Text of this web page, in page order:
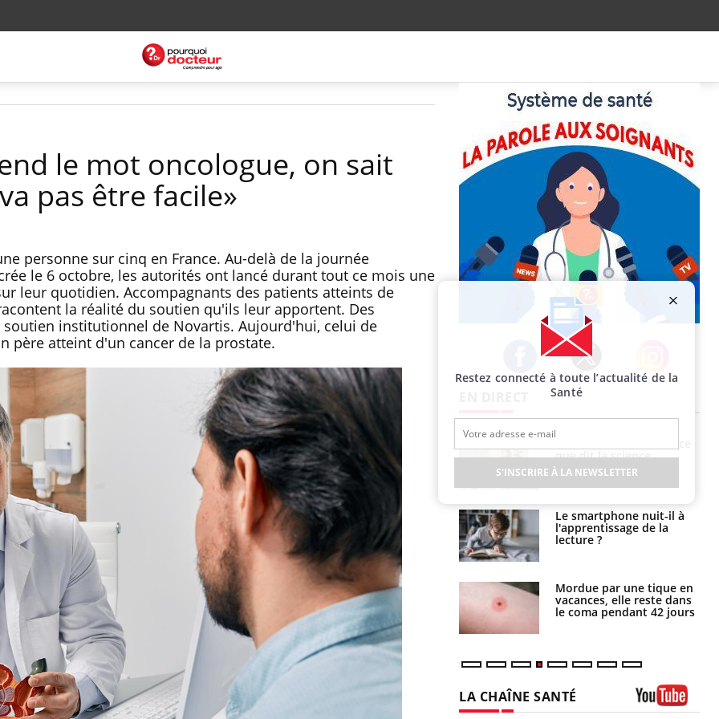
le mot oncologue, on sait
pas être facile»
personne sur cinq en France. Au-delà de la journée
le 6 octobre, les autorités ont lancé durant tout ce mois une
leur quotidien. Accompagnants des patients atteints de
la réalité du soutien qu'ils leur apportent. Des
institutionnel de Novartis. Aujourd'hui, celui de
père atteint d'un cancer de la prostate.
Facebook Twitter Instagram
noyade grimpe-t-il ?
Le Viagra pourrait-il
freiner la propagation du
cancer ?
Pourquoi manger moins
de protéines pourrait
finalement être bénéfique
que dit la science
Le smartphone nuit-il à
l'apprentissage de la
lecture ?
Mordue par une tique en
vacances, elle reste dans
le coma pendant 42 jours
barracuda, une petite fille
secourue grâce à un
réflexe essentiel
Légionellose en Suisse :
quelle est l’origine de la
contamination ?
Allergies alimentaires :
une nouvelle arme contre
les réactions sévères
LA CHAÎNE SANTÉ
Restez connecté à toute l’actualité de la
Santé
S'INSCRIRE À LA NEWSLETTER